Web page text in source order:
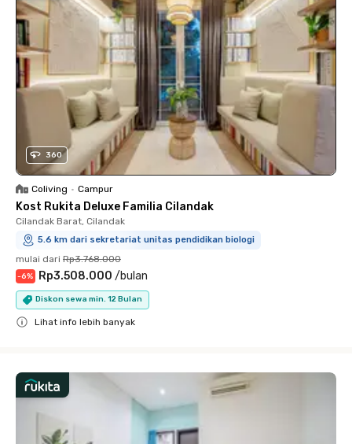
360
Coliving • Campur
Kost Rukita Deluxe Familia Cilandak
Cilandak Barat, Cilandak
5.6 km dari sekretariat unitas pendidikan biologi
mulai dari Rp3.768.000
-6% Rp3.508.000 /bulan
Diskon sewa min. 12 Bulan
Lihat info lebih banyak